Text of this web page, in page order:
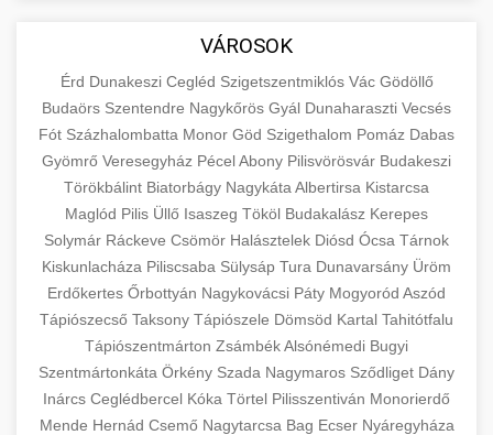
economics and business. Learn about product
types and service categories.
en.wikipedia.org economic concepts
💶 6. eus pénzek
🚀 8. seo ügynökség +
Expert search engine optimization services to
improve your website's visibility and organic
traffic. Technical SEO, content optimization,
and more.
onlinemarketing101.biz
search optimization experts
💎 9. mellplasztika +
Professional breast augmentation services
with experienced surgeons. Learn about
procedures, recovery, and consultation options
for cosmetic enhancement.
szeptest.com cosmetic breast surgery
✨ 10. hasplasztika +
Expert tummy tuck procedures to achieve a
flatter, more toned abdomen. Consultation
with certified plastic surgeons and
comprehensive aftercare.
👁️ szemhejplasztika +
Professional blepharoplasty procedures to
VÁROSOK
Érd Dunakeszi Cegléd Szigetszentmiklós Vác Gödöllő
Budaörs Szentendre Nagykőrös Gyál Dunaharaszti Vecsés
Fót Százhalombatta Monor Göd Szigethalom Pomáz Dabas
Gyömrő Veresegyház PécelAbony Pilisvörösvár Budakeszi
Törökbálint Biatorbágy Nagykáta Albertirsa Kistarcsa
Maglód Pilis Üllő Isaszeg Tököl Budakalász Kerepes
Solymár Ráckeve Csömör Halásztelek Diósd Ócsa Tárnok
Kiskunlacháza Piliscsaba Sülysáp Tura Dunavarsány Üröm
Erdőkertes Őrbottyán Nagykovácsi Páty Mogyoród Aszód
Tápiószecső Taksony Tápiószele Dömsöd Kartal Tahitótfalu
Tápiószentmárton ZsámbékAlsónémedi Bugyi
Szentmártonkáta Örkény Szada Nagymaros Sződliget Dány
Inárcs Ceglédbercel Kóka Törtel Pilisszentiván Monorierdő
Mende Hernád Csemő Nagytarcsa Bag Ecser Nyáregyháza